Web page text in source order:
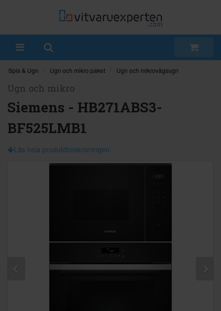
Spis & Ugn Ugn och mikro paket Ugn och mikrovågsugn
Ugn och mikro
Siemens - HB271ABS3-
BF525LMB1
Läs hela produktbeskrivningen